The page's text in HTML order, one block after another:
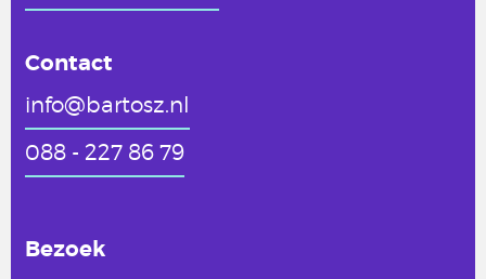
Contact
info@bartosz.nl
088 - 227 86 79
Bezoek